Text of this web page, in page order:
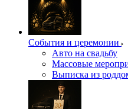
События и церемонии
Авто на свадьбу
Массовые
Выписка из